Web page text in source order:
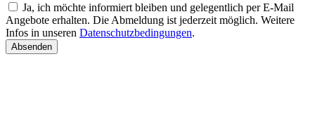
Ja, ich möchte informiert bleiben und gelegentlich per E-Mail
Angebote erhalten. Die Abmeldung ist jederzeit möglich. Weitere
Infos in unseren Datenschutzbedingungen.
Absenden